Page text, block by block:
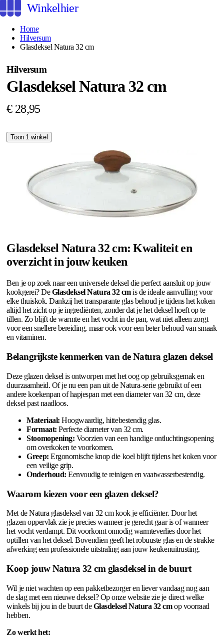
Winkelhier
Home
Hilversum
Glasdeksel Natura 32 cm
Hilversum
Glasdeksel Natura 32 cm
€ 28,95
Toon 1 winkel
Glasdeksel Natura 32 cm: Kwaliteit en
overzicht in jouw keuken
Ben je op zoek naar een universele deksel die perfect aansluit op jouw
kookgerei? DeGlasdeksel Natura 32 cmis de ideale aanvulling voor
elke thuiskok. Dankzij het transparante glas behoud je tijdens het koken
altijd het zicht op je ingrediënten, zonder dat je het deksel hoeft op te
tillen. Zo blijft de warmte en het vocht in de pan, wat niet alleen zorgt
voor een snellere bereiding, maar ook voor een beter behoud van smaak
en vitaminen.
Belangrijkste kenmerken van de Natura glazen deksel
Deze glazen deksel is ontworpen met het oog op gebruiksgemak en
duurzaamheid. Of je nu een pan uit de Natura-serie gebruikt of een
andere koekenpan of hapjespan met een diameter van 32 cm, deze
deksel past naadloos.
Materiaal: Hoogwaardig, hittebestendig glas.
Formaat: Perfecte diameter van 32 cm.
Stoomopening: Voorzien van een handige ontluchtingsopening
om overkoken te voorkomen.
Greep: Ergonomische knop die koel blijft tijdens het koken voor
een veilige grip.
Onderhoud: Eenvoudig te reinigen en vaatwasserbestendig.
Waarom kiezen voor een glazen deksel?
Met de Natura glasdeksel van 32 cm kook je efficiënter. Door het
glazen oppervlak zie je precies wanneer je gerecht gaar is of wanneer
het vocht verdampt. Dit voorkomt onnodig warmteverlies door het
optillen van het deksel. Bovendien geeft het robuuste glas en de strakke
afwerking een professionele uitstraling aan jouw keukenuitrusting.
Koop jouw Natura 32 cm glasdeksel in de buurt
Wil je niet wachten op een pakketbezorger en liever vandaag nog aan
de slag met een nieuwe deksel? Op onze website zie je direct welke
winkels bij jou in de buurt deGlasdeksel Natura 32 cmop voorraad
hebben.
Zo werkt het: